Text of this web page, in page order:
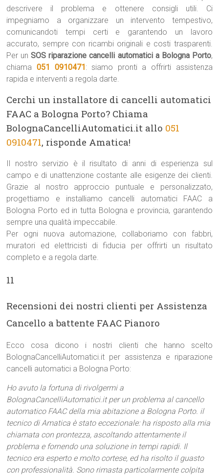
descrivere il problema e ottenere consigli utili. Ci
impegniamo a organizzare un intervento tempestivo,
comunicandoti tempi certi e garantendo un lavoro
accurato, sempre con ricambi originali e costi trasparenti.
Per unSOS riparazione cancelli automatici a Bologna Porto,
chiama051 0910471: siamo pronti a offrirti assistenza
rapida e interventi a regola darte.
Cerchi un installatore di cancelli automatici
FAAC a Bologna Porto? Chiama
BolognaCancelliAutomatici.it allo 051
0910471, risponde Amatica!
Il nostro servizio è il risultato di anni di esperienza sul
campo e di unattenzione costante alle esigenze dei clienti.
Grazie al nostro approccio puntuale e personalizzato,
progettiamo e installiamo cancelli automatici FAAC a
Bologna Porto ed in tutta Bologna e provincia, garantendo
sempre una qualità impeccabile.
Per ogni nuova automazione, collaboriamo con fabbri,
muratori ed elettricisti di fiducia per offrirti un risultato
completo e a regola darte.
11
Recensioni dei nostri clienti per Assistenza
Cancello a battente FAAC Pianoro
Ecco cosa dicono i nostri clienti che hanno scelto
BolognaCancelliAutomatici.it per assistenza e riparazione
cancelli automatici a Bologna Porto:
Ho avuto la fortuna di rivolgermi a
BolognaCancelliAutomatici.it per un problema al cancello
automatico FAAC della mia abitazione a Bologna Porto. il
tecnico di Amatica è stato eccezionale: ha risposto alla mia
chiamata con prontezza, ascoltando attentamente il
problema e fornendo una soluzione in tempi rapidi. Il
tecnico era esperto e molto cortese, ed ha risolto il guasto
con professionalità. Sono rimasta particolarmente colpita